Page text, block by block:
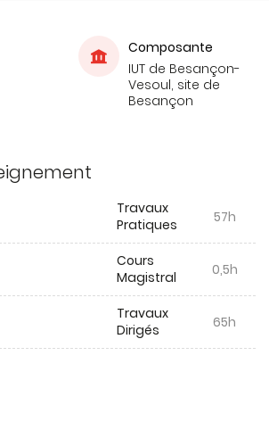
Composante
IUT de Besançon-
Vesoul, site de
Besançon
Travaux
Pratiques
57h
Cours
Magistral
0,5h
Travaux
Dirigés
65h